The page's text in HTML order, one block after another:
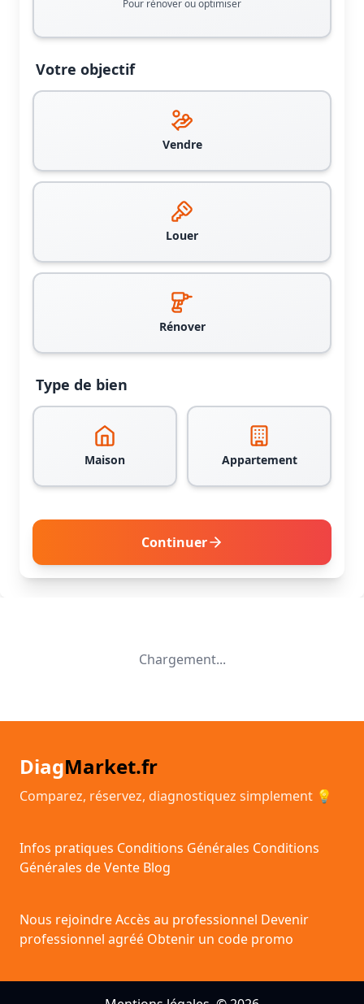
Pour rénover ou optimiser
Votre objectif
Vendre
Louer
Rénover
Type de bien
Maison Appartement
Continuer
Chargement...
DiagMarket.fr
Comparez, réservez, diagnostiquez simplement 💡
Infos pratiques Conditions Générales Conditions
Générales de Vente Blog
Nous rejoindreAccès au professionnel Devenir
professionnel agréé Obtenir un code promo